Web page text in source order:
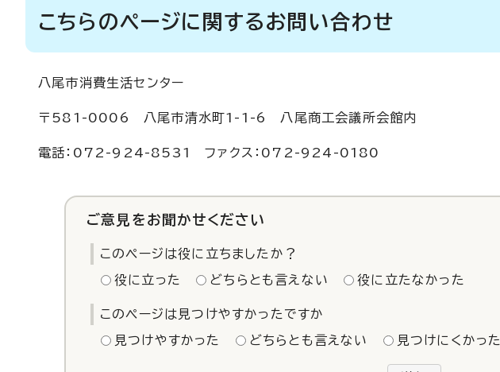
こちらのページに関するお問い合わせ
八尾市消費生活センター
〒581-0006 八尾市清水町1-1-6 八尾商工会議所会館内
電話：072-924-8531 ファクス：072-924-0180
ご意見をお聞かせください
このページは役に立ちましたか？
役に立った どちらとも言えない 役に立たなかった
このページは見つけやすかったですか
見つけやすかった どちらとも言えない 見つけにくかった